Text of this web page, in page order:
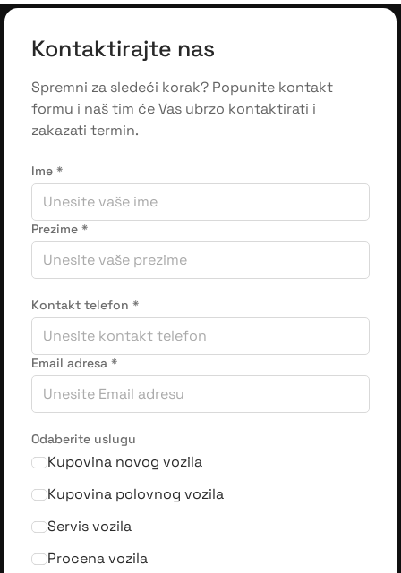
Kontaktirajte nas
Spremni za sledeći korak? Popunite kontakt
formu i naš tim će Vas ubrzo kontaktirati i
zakazati termin.
Ime *
Prezime *
Kontakt telefon *
Email adresa *
Odaberite uslugu
Kupovina novog vozila
Kupovina polovnog vozila
Servis vozila
Procena vozila